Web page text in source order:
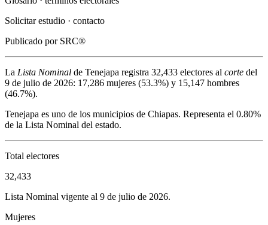
Solicitar estudio · contacto
Publicado por SRC®
La Lista Nominal de Tenejapa registra 32,433 electores al corte del
9 de julio de 2026: 17,286 mujeres (53.3%) y 15,147 hombres
(46.7%).
Tenejapa es uno de los municipios de Chiapas. Representa el 0.80%
de la Lista Nominal del estado.
Total electores
32,433
Lista Nominal vigente al 9 de julio de 2026.
Mujeres